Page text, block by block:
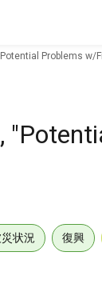
Problems w/
状況 復興